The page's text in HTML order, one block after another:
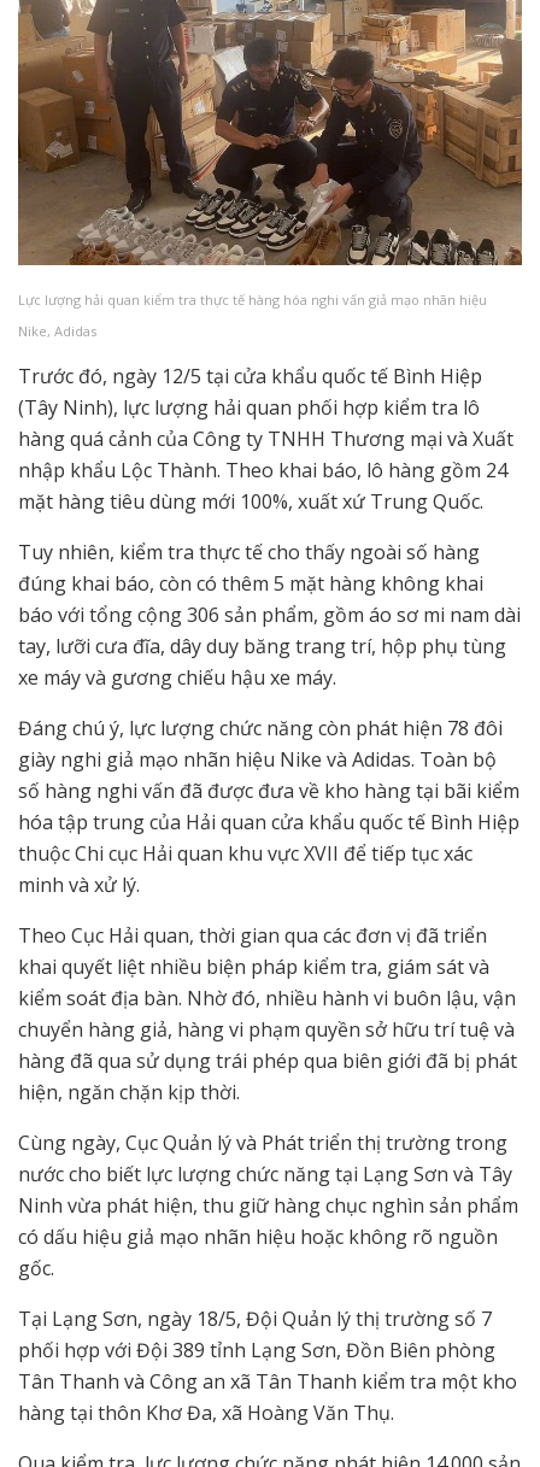
Lực lượng hải quan kiểm tra thực tế hàng hóa nghi vấn giả mạo nhãn hiệu
Nike, Adidas
Trước đó, ngày 12/5 tại cửa khẩu quốc tế Bình Hiệp
(Tây Ninh), lực lượng hải quan phối hợp kiểm tra lô
hàng quá cảnh của Công ty TNHH Thương mại và Xuất
nhập khẩu Lộc Thành. Theo khai báo, lô hàng gồm 24
mặt hàng tiêu dùng mới 100%, xuất xứ Trung Quốc.
Tuy nhiên, kiểm tra thực tế cho thấy ngoài số hàng
đúng khai báo, còn có thêm 5 mặt hàng không khai
báo với tổng cộng 306 sản phẩm, gồm áo sơ mi nam dài
tay, lưỡi cưa đĩa, dây duy băng trang trí, hộp phụ tùng
xe máy và gương chiếu hậu xe máy.
Đáng chú ý, lực lượng chức năng còn phát hiện 78 đôi
giày nghi giả mạo nhãn hiệu Nike và Adidas. Toàn bộ
số hàng nghi vấn đã được đưa về kho hàng tại bãi kiểm
hóa tập trung của Hải quan cửa khẩu quốc tế Bình Hiệp
thuộc Chi cục Hải quan khu vực XVII để tiếp tục xác
minh và xử lý.
Theo Cục Hải quan, thời gian qua các đơn vị đã triển
khai quyết liệt nhiều biện pháp kiểm tra, giám sát và
kiểm soát địa bàn. Nhờ đó, nhiều hành vi buôn lậu, vận
chuyển hàng giả, hàng vi phạm quyền sở hữu trí tuệ và
hàng đã qua sử dụng trái phép qua biên giới đã bị phát
hiện, ngăn chặn kịp thời.
Cùng ngày, Cục Quản lý và Phát triển thị trường trong
nước cho biết lực lượng chức năng tại Lạng Sơn và Tây
Ninh vừa phát hiện, thu giữ hàng chục nghìn sản phẩm
có dấu hiệu giả mạo nhãn hiệu hoặc không rõ nguồn
gốc.
Tại Lạng Sơn, ngày 18/5, Đội Quản lý thị trường số 7
phối hợp với Đội 389 tỉnh Lạng Sơn, Đồn Biên phòng
Tân Thanh và Công an xã Tân Thanh kiểm tra một kho
hàng tại thôn Khơ Đa, xã Hoàng Văn Thụ.